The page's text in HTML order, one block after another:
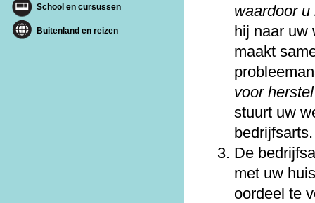
School en cursussen
Buitenland en reizen
waardoor
hij naar uw
maakt
voor
stuurt uw
bedrijfsarts.
De
met uw
oordeel te